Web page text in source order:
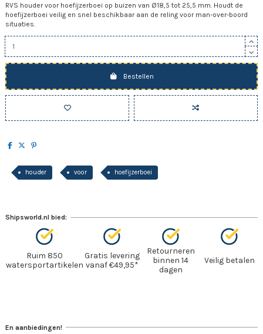
RVS houder voor hoefijzerboei op buizen van Ø18,5 tot 25,5 mm. Houdt de
hoefijzerboei veilig en snel beschikbaar aan de reling voor man-over-boord
situaties.
Bestellen
houder voor hoefijzerboei
Shipsworld.nl bied:
Ruim 850
watersportartikelen
Gratis levering
vanaf €49,95*
Retourneren
binnen 14
dagen
Veilig betalen
En aanbiedingen!